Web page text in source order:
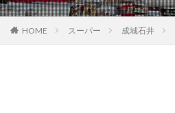
HOME スーパー 成城石井
鳥取県
島根県 岡山県
徳島県
香川県 愛媛県
佐賀県
長崎県 熊本県